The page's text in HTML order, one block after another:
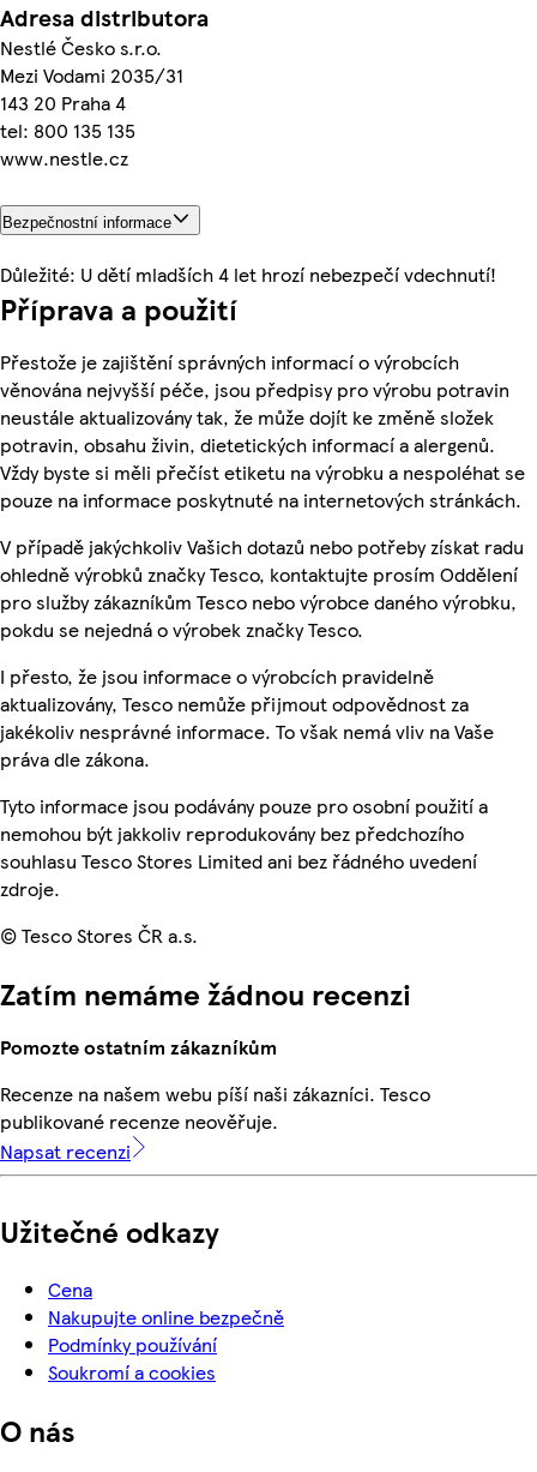
Adresa distributora
Nestlé Česko s.r.o.
Mezi Vodami 2035/31
143 20 Praha 4
tel: 800 135 135
www.nestle.cz
Bezpečnostní informace
Důležité: U dětí mladších 4 let hrozí nebezpečí vdechnutí!
Příprava a použití
Přestože je zajištění správných informací o výrobcích
věnována nejvyšší péče, jsou předpisy pro výrobu potravin
neustále aktualizovány tak, že může dojít ke změně složek
potravin, obsahu živin, dietetických informací a alergenů.
Vždy byste si měli přečíst etiketu na výrobku a nespoléhat se
pouze na informace poskytnuté na internetových stránkách.
V případě jakýchkoliv Vašich dotazů nebo potřeby získat radu
ohledně výrobků značky Tesco, kontaktujte prosím Oddělení
pro služby zákazníkům Tesco nebo výrobce daného výrobku,
pokdu se nejedná o výrobek značky Tesco.
I přesto, že jsou informace o výrobcích pravidelně
aktualizovány, Tesco nemůže přijmout odpovědnost za
jakékoliv nesprávné informace. To však nemá vliv na Vaše
práva dle zákona.
Tyto informace jsou podávány pouze pro osobní použití a
nemohou být jakkoliv reprodukovány bez předchozího
souhlasu Tesco Stores Limited ani bez řádného uvedení
zdroje.
© Tesco Stores ČR a.s.
Zatím nemáme žádnou recenzi
Pomozte ostatním zákazníkům
Recenze na našem webu píší naši zákazníci. Tesco
publikované recenze neověřuje.
Napsat recenzi
Užitečné odkazy
Cena
Nakupujte online bezpečně
Podmínky používání
Soukromí a cookies
O nás